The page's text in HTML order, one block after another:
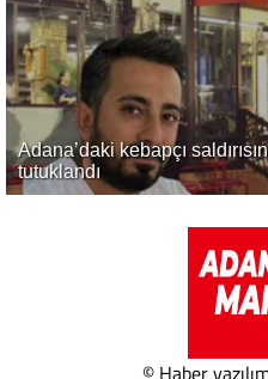
Adana’daki kebapçı
tutuklandı
© Haber